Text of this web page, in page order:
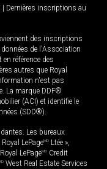
Dernières inscriptions au
des inscriptions
de l'Association
référence des
autres que Royal
n'est pas
La marque DDF®
(ACI) et identifie le
(SDD®).
Les bureaux
LePageMD Ltée »,
Royal LePageMD Credit
West Real Estate Services